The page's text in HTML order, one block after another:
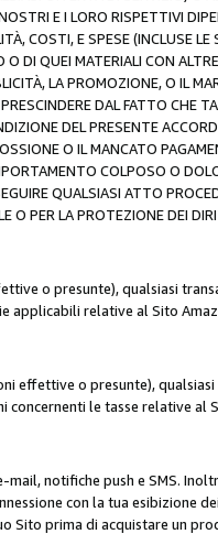
E I LORO RISPETTIVI
COSTI, E SPESE (INCLUSE LE
DI QUEI MATERIALI CON ALTRE
LA PROMOZIONE, O IL
DAL FATTO CHE
DEL PRESENTE
O IL MANCATO
COLPOSO O
QUALSIASI ATTO
O PER LA PROTEZIONE DEI
o presunte), qualsiasi
applicabili relative al Sito
effettive o presunte), qualsiasi
concernenti le tasse relative al
notifiche push e SMS.
con la tua esibizione
Sito prima di acquistare un